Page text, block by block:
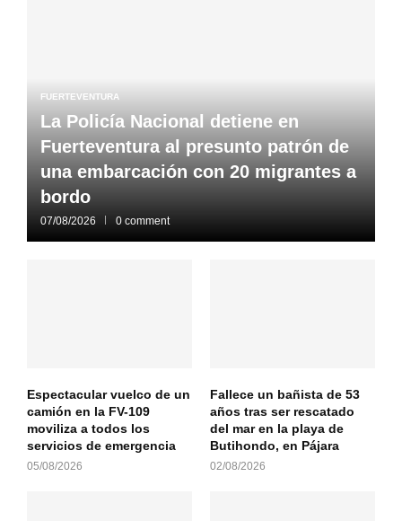
FUERTEVENTURA
La Policía Nacional detiene en
Fuerteventura al presunto patrón de
una embarcación con 20 migrantes a
bordo
07/08/2026 0 comment
Espectacular vuelco de un
camión en la FV-109
moviliza a todos los
servicios de emergencia
05/08/2026
Fallece un bañista de 53
años tras ser rescatado
del mar en la playa de
Butihondo, en Pájara
02/08/2026